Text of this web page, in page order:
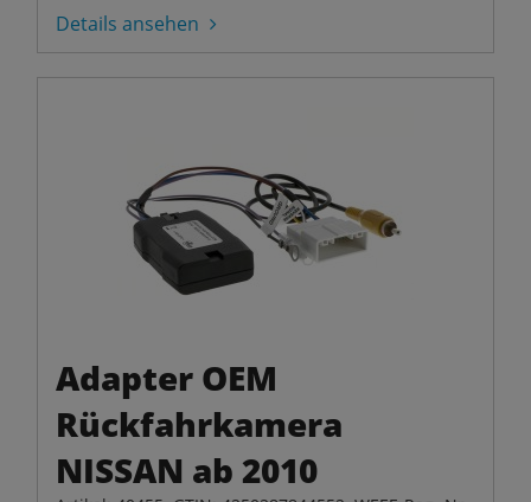
Details ansehen
Adapter OEM
Rückfahrkamera
NISSAN ab 2010